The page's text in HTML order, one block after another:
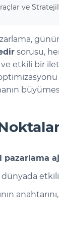
ve
sorusu,
ve etkili bir
pazarlama
dünyada